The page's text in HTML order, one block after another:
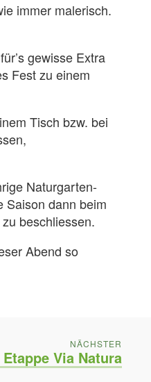
immer malerisch.
gewisse Extra
Fest zu einem
Tisch bzw. bei
Naturgarten-
Saison dann beim
beschliessen.
Abend so
NÄCHSTER
Via Natura